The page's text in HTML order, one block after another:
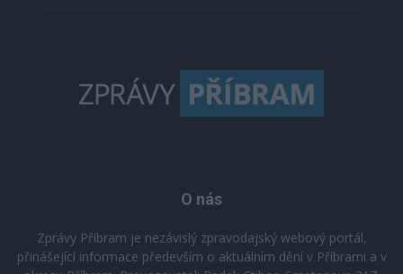
O nás
Zprávy Příbram je nezávislý zpravodajský webový portál,
přinášející informace především o aktuálním dění v Příbrami a v